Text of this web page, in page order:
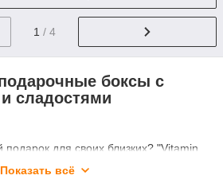
1 / 4
боксы с
сладостями
для своих близких? "Vitamin
разнообразными вкусными
Показать всё